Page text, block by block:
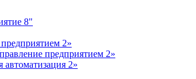
8"
2»
предприятием 2»
2»